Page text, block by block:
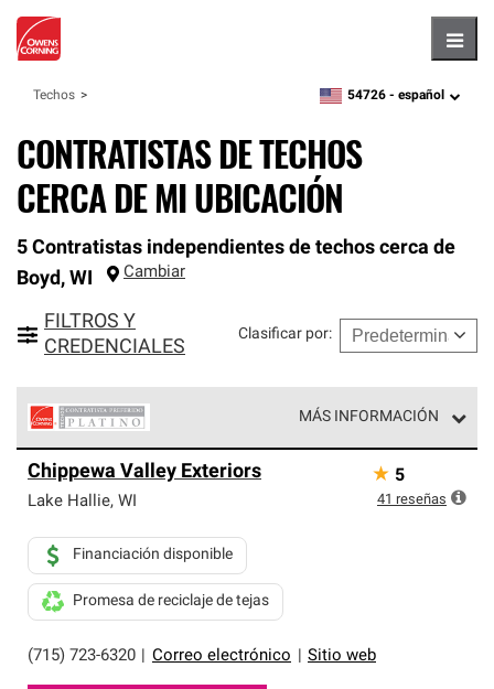
Techos zipcode,language
54726 - español
CONTRATISTAS DE TECHOS
CERCA DE MI UBICACIÓN
5 Contratistas independientes de techos cerca de
Boyd, WI Cambiar
FILTROS Y
CREDENCIALES
Clasificar por:
MÁS INFORMACIÓN
Corning constituyen el nivel superior de nuestra red
exclusiva y cumplen con estándares estrictos de
Solo ellos pueden ofrecer nuestra mejor garantía de
sistemas de techos.
Chippewa Valley Exteriors
Lake Hallie, WI
(715) 723-6320 Correo electrónico Sitio web
Financiación disponible
Promesa de reciclaje de tejas
★ 5
41 reseñas